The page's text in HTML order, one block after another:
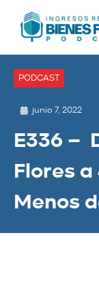
PODCAST
junio 7, 2022
E336 –
Flores
Menos